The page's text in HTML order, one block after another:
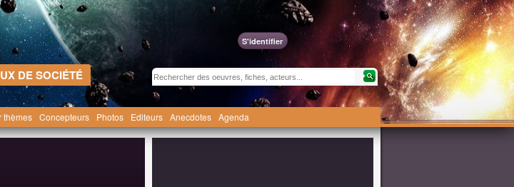
S'identifier
DE SOCIÉTÉ
thèmes Concepteurs Photos Editeurs Anecdotes Agenda